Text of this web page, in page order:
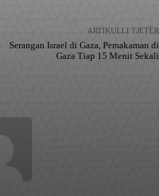
ARTIKULLI TJETËR
Serangan Israel di Gaza, Pemakaman di
Gaza Tiap 15 Menit Sekali